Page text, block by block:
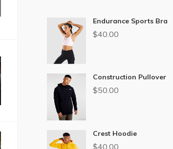
Endurance Sports Bra
$40.00
Construction Pullover
$50.00
Crest Hoodie
$40.00